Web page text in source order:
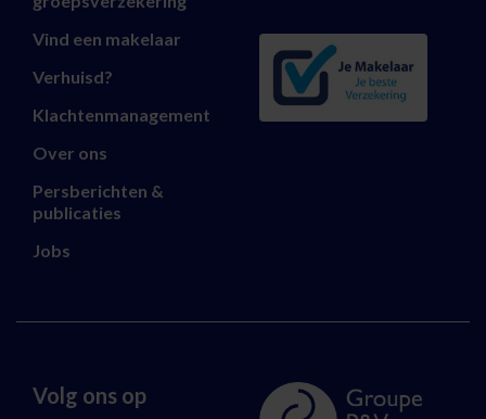
Vind een makelaar
Verhuisd?
Klachtenmanagement
Over ons
Persberichten &
publicaties
Jobs
Volg ons op